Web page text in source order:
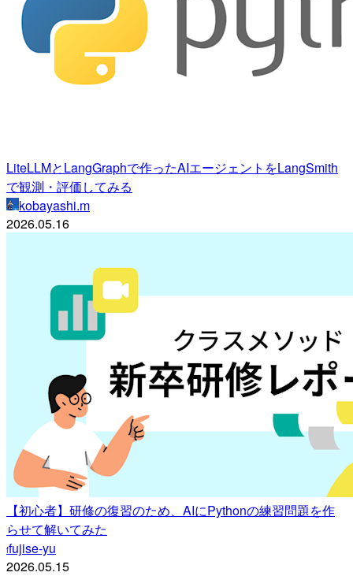
LiteLLMとLangGraphで作ったAIエージェントをLangSmith
で観測・評価してみる
kobayashi.m
2026.05.16
【初心者】研修の復習のため、AIにPythonの練習問題を作
らせて解いてみた
ffujise-yu
2026.05.15